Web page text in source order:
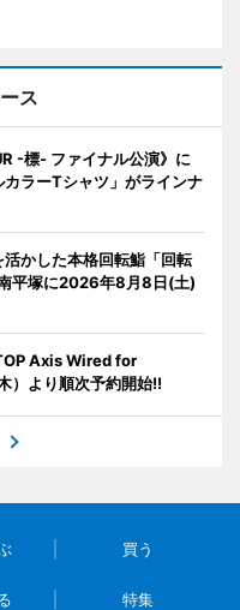
ス
-標- ファイナル公演》に
ラーTシャツ」がラインナ
かした本格回転鮨「回転
平塚に2026年8月8日(土)
Axis Wired for
より順次予約開始!!
買う
特集